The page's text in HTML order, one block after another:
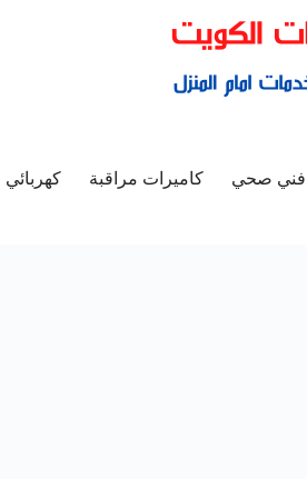
فني صحي كاميرات مراقبة كهربائي